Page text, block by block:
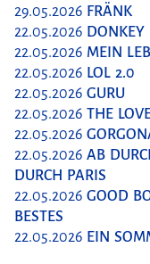
29.05.2026 FRÄNK
22.05.2026 DONKEY
22.05.2026 MEIN
22.05.2026 LOL 2.0
22.05.2026 GURU
22.05.2026 THE
22.05.2026
22.05.2026 AB
DURCH PARIS
22.05.2026 GOOD
BESTES
22.05.2026 EIN